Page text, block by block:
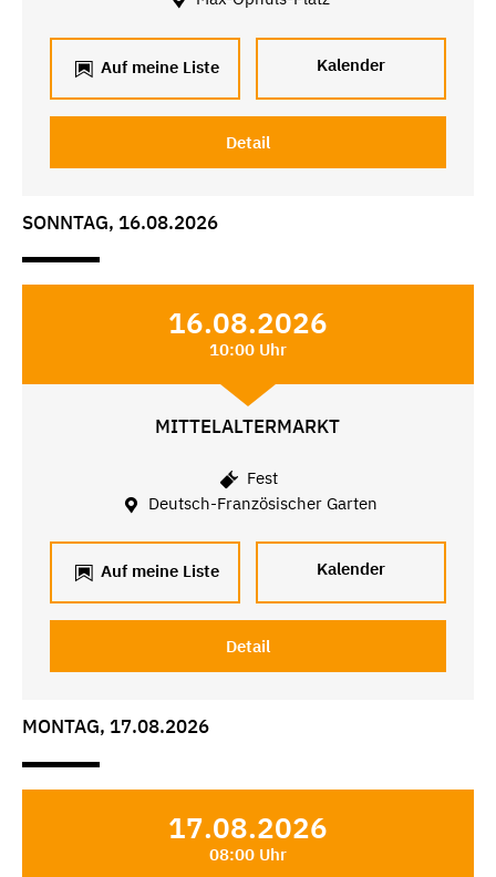
Auf meine Liste Kalender
Detail
SONNTAG, 16.08.2026
16.08.2026
10:00 Uhr
MITTELALTERMARKT
Fest
Deutsch-Französischer Garten
Auf meine Liste Kalender
Detail
MONTAG, 17.08.2026
17.08.2026
08:00 Uhr